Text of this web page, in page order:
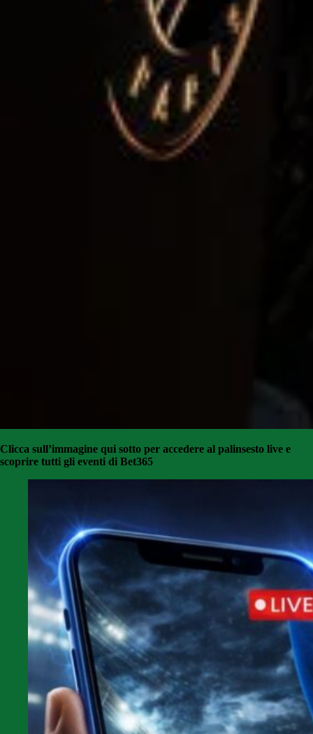
Clicca sull’immagine qui sotto per accedere al palinsesto live e
scoprire tutti gli eventi di Bet365